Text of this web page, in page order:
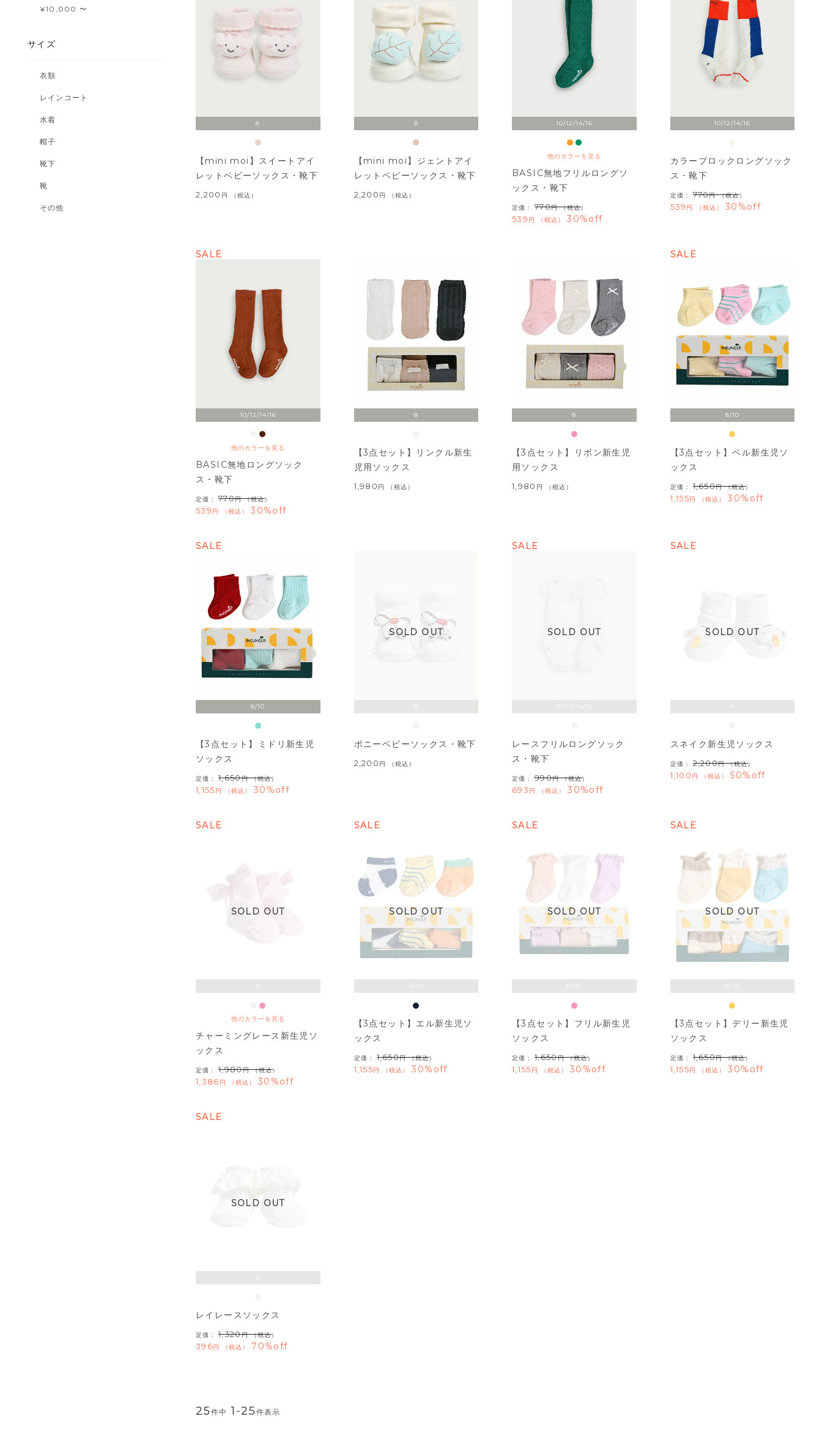
¥10,000 〜
サイズ
衣類
レインコート
水着
帽子
靴下
靴
その他
8
【mini moi】スイートアイ
レットベビーソックス・靴下
2,200 税込
8
【mini moi】ジェントアイ
レットベビーソックス・靴下
2,200 税込
10/12/14/16
他のカラーを見る
BASIC無地フリルロングソ
ックス・靴下
定価： 770 （税込）
539 税込 30%off
10/12/14/16
カラーブロックロングソック
ス・靴下
定価： 770 （税込）
539 税込 30%off
10/12/14/16
他のカラーを見る
SALE
BASIC無地ロングソック
ス・靴下
定価： 770 （税込）
539 税込 30%off
8
【3点セット】リンクル新生
児用ソックス
1,980 税込
8
【3点セット】リボン新生児
用ソックス
1,980 税込
8/10
SALE
【3点セット】ベル新生児ソ
ックス
定価： 1,650 （税込）
1,155 税込 30%off
8/10
SALE
【3点セット】ミドリ新生児
ソックス
定価： 1,650 （税込）
1,155 税込 30%off
8
SOLD OUT
ポニーベビーソックス・靴下
2,200 税込
10/12/14/16
SOLD OUT
SALE
レースフリルロングソック
ス・靴下
定価： 990 （税込）
693 税込 30%off
8
SOLD OUT
SALE
スネイク新生児ソックス
定価： 2,200 （税込）
1,100 税込 50%off
8
他のカラーを見る
SOLD OUT
SALE
チャーミングレース新生児ソ
ックス
定価： 1,980 （税込）
1,386 税込 30%off
8/10
SOLD OUT
SALE
【3点セット】エル新生児ソ
ックス
定価： 1,650 （税込）
1,155 税込 30%off
8/10
SOLD OUT
SALE
【3点セット】フリル新生児
ソックス
定価： 1,650 （税込）
1,155 税込 30%off
8/10
SOLD OUT
SALE
【3点セット】デリー新生児
ソックス
定価： 1,650 （税込）
1,155 税込 30%off
8
SOLD OUT
SALE
レイレースソックス
定価： 1,320 （税込）
396 税込 70%off
25 件中 1 -25件表示